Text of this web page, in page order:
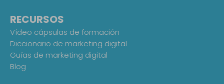
RECURSOS
Vídeo cápsulas de formación
Diccionario de marketing digital
Guías de marketing digital
Blog